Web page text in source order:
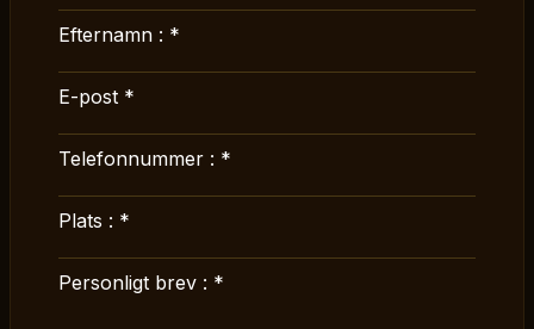
Efternamn : *
E-post *
Telefonnummer : *
Plats : *
Personligt brev : *